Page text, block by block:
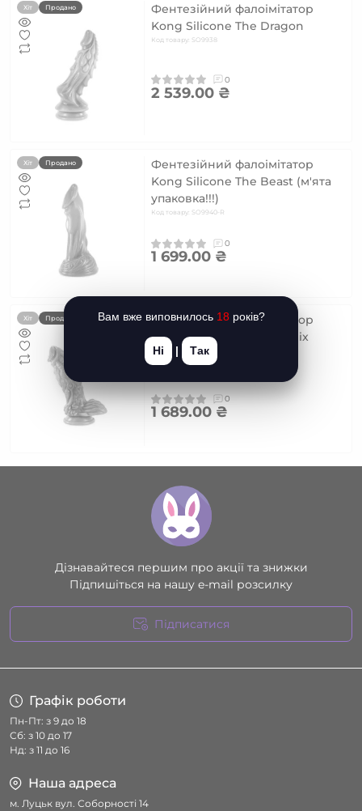
Хіт Продано
Фентезійний фалоімітатор
Kong Silicone The Dragon
Код товару: SO9938
0
2 539.00 ₴
Хіт Продано
Фентезійний фалоімітатор
Kong Silicone The Beast (м'ята
упаковка!!!)
Код товару: SO9940-R
0
1 699.00 ₴
Хіт Продано
Фентезійний фалоімітатор
Kong Silicone The Phoenix
(м'ята упаковка!!!)
Код товару: SO9939-R
0
1 689.00 ₴
Дізнавайтеся першим про акції та знижки
Підпишіться на нашу e-mail розсилку
Підписатися
Графік роботи
Пн-Пт: з 9 до 18
Сб: з 10 до 17
Нд: з 11 до 16
Наша адреса
м. Луцьк вул. Соборності 14
Вам вже виповнилось 18 років?
Ні | Так